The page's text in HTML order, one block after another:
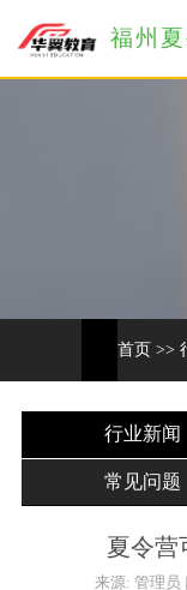
福州
首页 >>
行业新闻
常见问题
夏令营
来源: 管理员